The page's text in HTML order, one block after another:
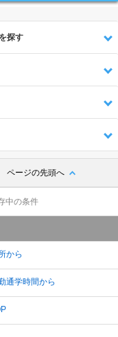
探す
ページの先頭へ
中の条件
から
通学時間から